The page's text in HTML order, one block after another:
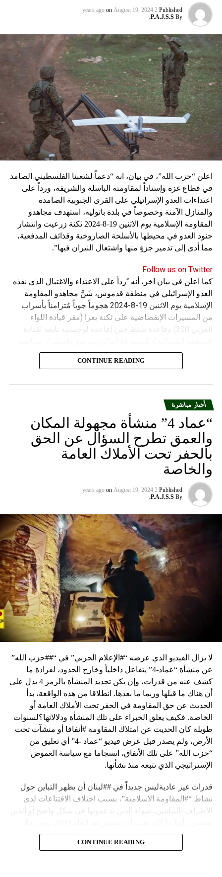
نسبه الحزب الى إسرائيل”.
Published
2 years ago
on August 19, 2024
By
P.A.J.S.S.
اعلن “حزب الله”، في بيان، انه “دعماً لشعبنا الفلسطيني الصامد
في قطاع غزة وإسناداً لمقاومته الباسلة ‌‏‌‏‌والشريفة، ورداً على
اعتداءات العدو الإسرائيلي على القرى الجنوبية الصامدة
والمنازل الآمنة وخصوصاً في بلدة باتوليه، استهدف مجاهدو
المقاومة الإسلامية يوم الاثنين 19-8-2024 ثكنة زرعيت وانتشار
جنود العدو في محيطها بالأسلحة الصاروخية وقذائف المدفعية،
مما أدى إلى تدمير جزءٍ منها واشتعال النيران فيها”.
Follow us on Twitter
كما اعلن في بيان اخر، أنه “رداً على الاعتداء والاغتيال الذي نفذه
العدو الإسرائيلي في منطقة قدموس، شَنَّ مجاهدو المقاومة
الإسلامية يوم الاثنين 19-8-2024 هجوماً جوياً مُتزامناً بأسراب
من المسيرات الإنقضاضية على ثكنة يعرا (مقر قيادة اللواء
الغربي 300) وقاعدة سنط جين (قاعدة لوجستية تابعة لقيادة
وجنودها وأصابت أهدافها بدقة وأوقعت فيهم عدداً من القتلى
CONTINUE READING
أخبار مباشرة
“عماد 4” منشأة مجهولة المكان
والعمق تطرح السؤال عن الحق
بالحفر تحت الأملاك العامة
والخاصة
Published
2 years ago
on August 19, 2024
By
P.A.J.S.S.
لا يزال الفيديو الذي عرضه “#الإعلام الحربي” في “##حزب الله”
عن منشأة “عماد-4” يتفاعل داخلياً وخارج الحدود، لفرادة ما
كشف عنه من قدرات، وإن يكن تحديد المنشأة بالرمز 4 يدل على
أن هناك ما قبلها وربما ما بعدها. انطلاقا من هذه الواقعة، بدأ
الحديث عن حق المقاومة في الحفر تحت الأملاك العامة أو
الخاصة. فكيف يعلق الخبراء على تلك المنشأة ودلالاتها؟لسنوات
طويلة كان الحديث عن امتلاك المقاومة #أنفاقا أو منشآت تحت
الأرض، ولم يصدر قبل عرض فيديو “عماد -4” أي تعليق من
“حزب الله” على تلك الأنفاق، انسجاما مع سياسة الغموض
الإستراتيجي الذي تتبعه منذ نشأتها.
قدرات غير عاديةليس جديداً في ##لبنان أن يظهر التباين حول
نشاط “#المقاومة الاسلامية”، بسبب اختلاف الاقتناعات لدى
الأطراف اللبنانيين، سواء الذين يدعمونها في شكل واضح أو الذين
إلى أن المقاومة ضد الاحتلال الإسرائيلي لم تكن يوماً محط
إجماع داخلي، وإن كانت القوى اللبنانية المؤمنة بالصراع ضد
CONTINUE READING